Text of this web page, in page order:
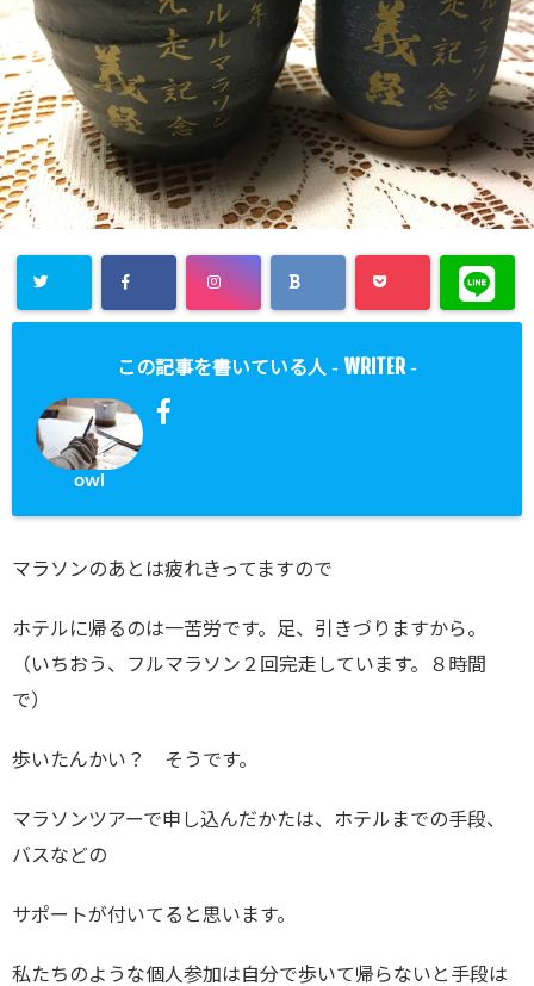
この記事を書いている人 - WRITER -
owl
マラソンのあとは疲れきってますので
ホテルに帰るのは一苦労です。足、引きづりますから。
（いちおう、フルマラソン２回完走しています。８時間
で）
歩いたんかい？ そうです。
マラソンツアーで申し込んだかたは、ホテルまでの手段、
バスなどの
サポートが付いてると思います。
私たちのような個人参加は自分で歩いて帰らないと手段は